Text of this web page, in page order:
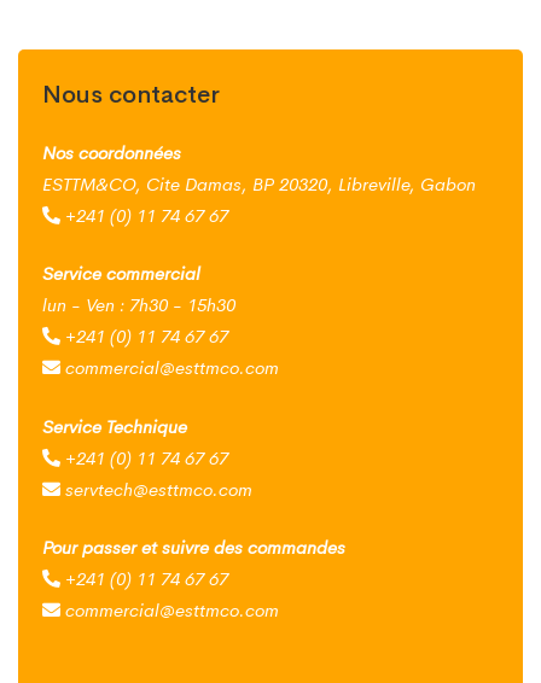
Nous contacter
Nos coordonnées
ESTTM&CO, Cite Damas, BP 20320, Libreville, Gabon
+241 (0) 11 74 67 67
Service commercial
lun - Ven : 7h30 - 15h30
+241 (0) 11 74 67 67
commercial@esttmco.com
Service Technique
+241 (0) 11 74 67 67
servtech@esttmco.com
Pour passer et suivre des commandes
+241 (0) 11 74 67 67
commercial@esttmco.com